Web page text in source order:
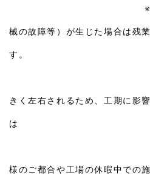
※ 作業中の不
械の故障等）が生じた場合は残
す。
ま
きく左右されるため、工期に影
は
民間工事に
様のご都合や工場の休暇中での